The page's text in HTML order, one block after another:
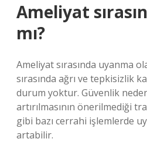
Ameliyat
mı?
Ameliyat sırasında uyanma
sırasında ağrı ve tepkisizlik
durum yoktur. Güvenlik
artırılmasının önerilmediği
gibi bazı cerrahi işlemlerde
artabilir.